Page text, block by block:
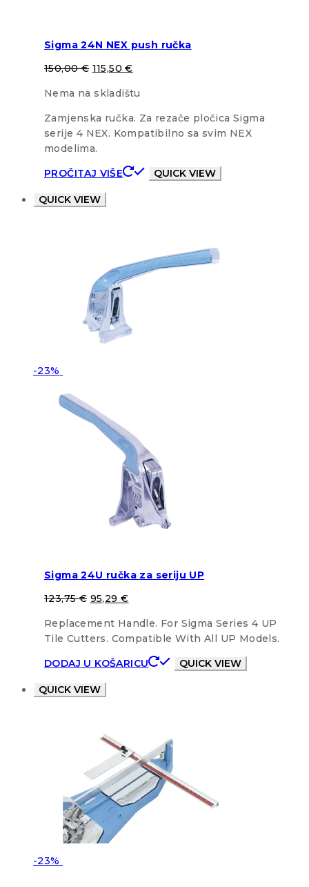
Sigma 24N NEX push ručka
150,00€ 115,50€
Nema na skladištu
Zamjenska ručka. Za rezače pločica Sigma
serije 4 NEX. Kompatibilno sa svim NEX
modelima.
PROČITAJ VIŠE
QUICK VIEW
QUICK VIEW
-23%
Sigma 24U ručka za seriju UP
123,75€ 95,29€
Replacement Handle. For Sigma Series 4 UP
Tile Cutters. Compatible With All UP Models.
DODAJ U KOŠARICU
QUICK VIEW
QUICK VIEW
-23%